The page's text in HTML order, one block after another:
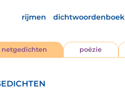
rijmen dichtwoordenboek
netgedichten poëzie